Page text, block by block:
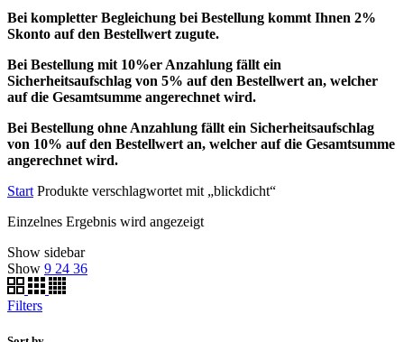
Bei kompletter Begleichung bei Bestellung kommt Ihnen 2%
Skonto auf den Bestellwert zugute.
Bei Bestellung mit 10%er Anzahlung fällt ein
Sicherheitsaufschlag von 5% auf den Bestellwert an, welcher
auf die Gesamtsumme angerechnet wird.
Bei Bestellung ohne Anzahlung fällt ein Sicherheitsaufschlag
von 10% auf den Bestellwert an, welcher auf die Gesamtsumme
angerechnet wird.
Start Produkte verschlagwortet mit „blickdicht“
Einzelnes Ergebnis wird angezeigt
Show sidebar
Show 9 24 36
Filters